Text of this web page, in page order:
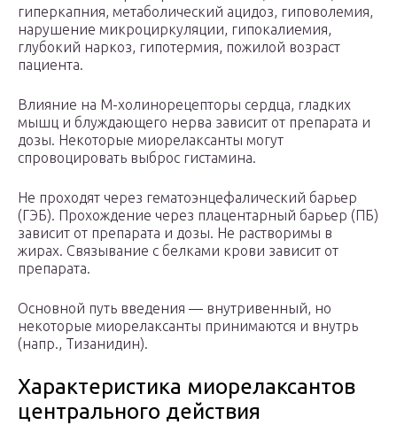
гиперкапния, метаболический ацидоз, гиповолемия,
нарушение микроциркуляции, гипокалиемия,
глубокий наркоз, гипотермия, пожилой возраст
пациента.
Влияние на М-холинорецепторы сердца, гладких
мышц и блуждающего нерва зависит от препарата и
дозы. Некоторые миорелаксанты могут
спровоцировать выброс гистамина.
Не проходят через гематоэнцефалический барьер
(ГЭБ). Прохождение через плацентарный барьер (ПБ)
зависит от препарата и дозы. Не растворимы в
жирах. Связывание с белками крови зависит от
препарата.
Основной путь введения — внутривенный, но
некоторые миорелаксанты принимаются и внутрь
(напр., Тизанидин).
Характеристика миорелаксантов
центрального действия